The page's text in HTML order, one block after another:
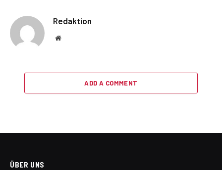
Redaktion
Website
ADD A COMMENT
ÜBER UNS